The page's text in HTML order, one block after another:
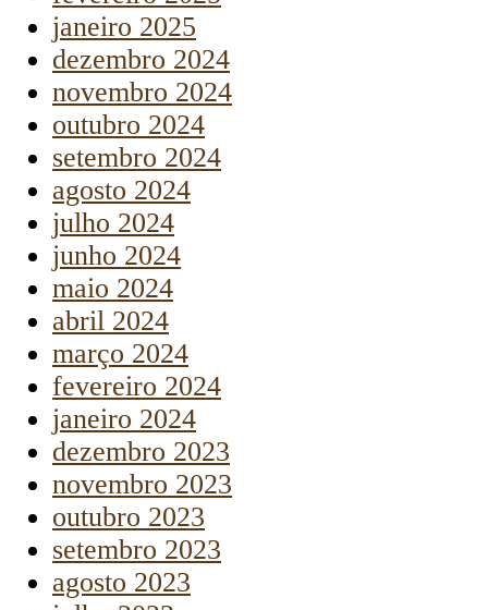
janeiro 2025
dezembro 2024
novembro 2024
outubro 2024
setembro 2024
agosto 2024
julho 2024
junho 2024
maio 2024
abril 2024
março 2024
fevereiro 2024
janeiro 2024
dezembro 2023
novembro 2023
outubro 2023
setembro 2023
agosto 2023